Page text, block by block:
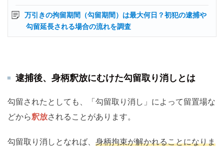
万引きの拘留期間（勾留期間）は最大何日？初犯の逮捕や
勾留延長される場合の流れを調査
逮捕後、身柄釈放にむけた勾留取り消しとは
勾留されたとしても、「勾留取り消し」によって留置場な
どから釈放されることがあります。
勾留取り消しとなれば、 身柄拘束が解かれることになりま